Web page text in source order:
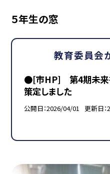
５年生の窓
教育委員会
●[市HP] 第4期未来
策定しました
公開日 2026/04/01 更新日